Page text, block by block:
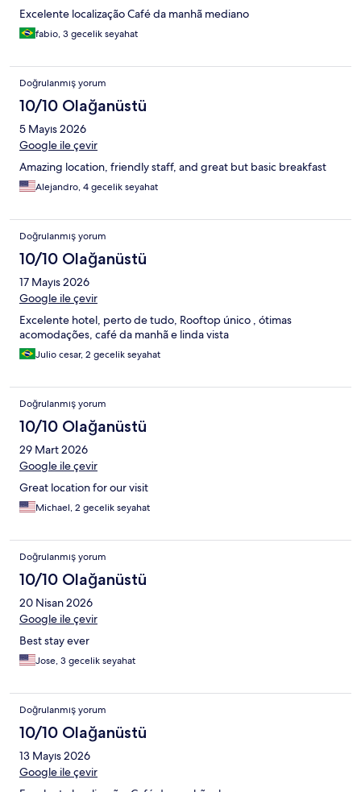
Excelente localização Café da manhã mediano
fabio, 3 gecelik seyahat
Doğrulanmış yorum
10/10 Olağanüstü
5 Mayıs 2026
Google ile çevir
Amazing location, friendly staff, and great but basic breakfast
Alejandro, 4 gecelik seyahat
Doğrulanmış yorum
10/10 Olağanüstü
17 Mayıs 2026
Google ile çevir
Excelente hotel, perto de tudo, Rooftop único , ótimas
acomodações, café da manhã e linda vista
Julio cesar, 2 gecelik seyahat
Doğrulanmış yorum
10/10 Olağanüstü
29 Mart 2026
Google ile çevir
Great location for our visit
Michael, 2 gecelik seyahat
Doğrulanmış yorum
10/10 Olağanüstü
20 Nisan 2026
Google ile çevir
Best stay ever
Jose, 3 gecelik seyahat
Doğrulanmış yorum
10/10 Olağanüstü
13 Mayıs 2026
Google ile çevir